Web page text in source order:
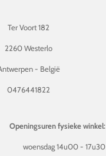
Ter Voort 182
2260 Westerlo
- België
0476441822
Openingsuren fysieke winkel:
woensdag 14u00 - 17u30